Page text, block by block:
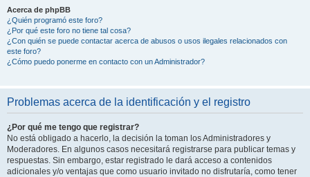
Acerca de phpBB
¿Quién programó este foro?
¿Por qué este foro no tiene tal cosa?
¿Con quién se puede contactar acerca de abusos o usos ilegales relacionados con
este foro?
¿Cómo puedo ponerme en contacto con un Administrador?
Problemas acerca de la identificación y el registro
¿Por qué me tengo que registrar?
No está obligado a hacerlo, la decisión la toman los Administradores y
Moderadores. En algunos casos necesitará registrarse para publicar temas y
respuestas. Sin embargo, estar registrado le dará acceso a contenidos
adicionales y/o ventajas que como usuario invitado no disfrutaría, como tener